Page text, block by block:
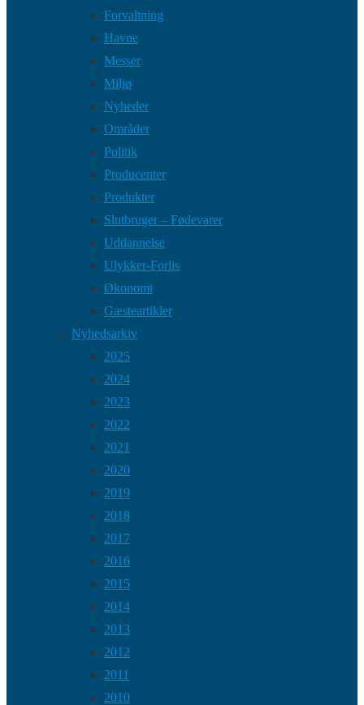
Forvaltning
Havne
Messer
Miljø
Nyheder
Områder
Politik
Producenter
Produkter
Slutbruger – Fødevarer
Uddannelse
Ulykker-Forlis
Økonomi
Gæsteartikler
Nyhedsarkiv
2025
2024
2023
2022
2021
2020
2019
2018
2017
2016
2015
2014
2013
2012
2011
2010